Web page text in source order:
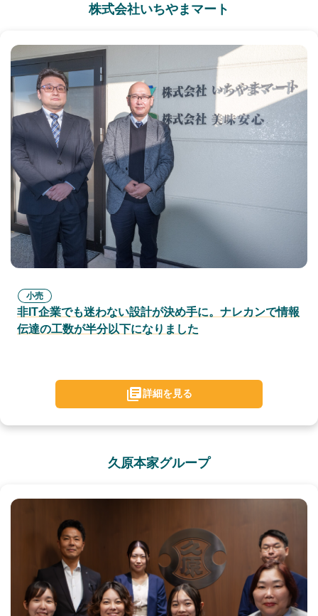
株式会社いちやまマート
小売
非IT企業でも迷わない設計が決め手に。ナレカンで情報
伝達の工数が半分以下になりました
詳細を見る
久原本家グループ